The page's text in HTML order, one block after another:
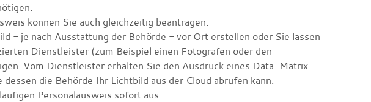
können Sie auch gleichzeitig beantragen.
- je nach Ausstattung der Behörde - vor Ort erstellen oder Sie lassen
Dienstleister (zum Beispiel einen Fotografen oder den
Vom Dienstleister erhalten Sie den Ausdruck eines Data-Matrix-
die Behörde Ihr Lichtbild aus der Cloud abrufen kann.
Personalausweis sofort aus.